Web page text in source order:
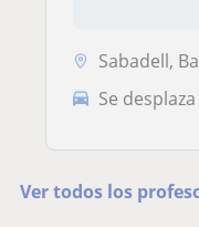
Sabadell, Barberà del
Se
Ver todos los